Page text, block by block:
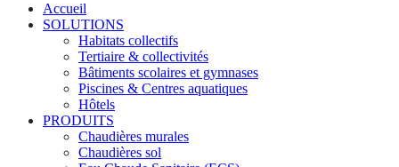
Accueil
SOLUTIONS
Habitats collectifs
Tertiaire & collectivités
Bâtiments scolaires et gymnases
Piscines & Centres aquatiques
Hôtels
PRODUITS
Chaudières murales
Chaudières sol